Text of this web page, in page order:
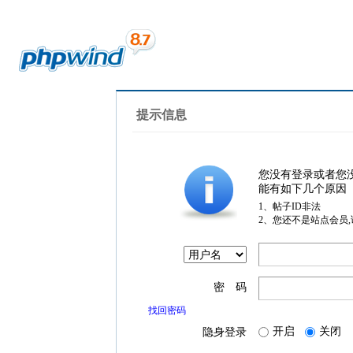
提示信息
您没有登录或者您
能有如下几个原因
1、帖子ID非法
2、您还不是站点会员
密 码
找回密码
隐身登录 开启 关闭